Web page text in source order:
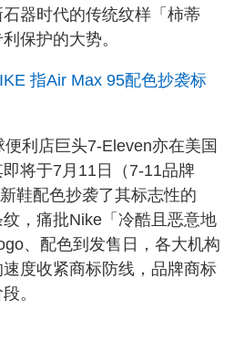
器时代的传统纹样「柿蒂
保护的大势。
指Air Max 95配色抄袭标
利店巨头7-Eleven亦在美国
将于7月11日（7-11品牌
鞋配色抄袭了其标志性的
纹，痛批Nike「冷酷且恶意地
、配色到发售日，各大机构
度收紧商标防线，品牌商标
。